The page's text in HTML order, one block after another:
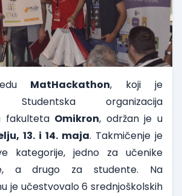
MatHackathon, koji je
Studentska organizacija
fakulteta Omikron, održan je u
13. i 14. maja. Takmičenje je
kategorije, jedno za učenike
a drugo za studente. Na
je učestvovalo 6 srednjoškolskih